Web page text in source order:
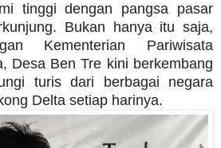
tinggi dengan pangsa pasar
Bukan hanya itu saja,
Kementerian Pariwisata
Desa Ben Tre kini berkembang
turis dari berbagai negara
Delta setiap harinya.